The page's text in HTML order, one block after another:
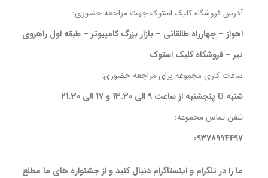
آدرس فروشگاه کلیک استوک جهت مراجعه حضوری:
اهواز – چهارراه طالقانی – بازار بزرگ کامپیوتر – طبقه اول راهروی
تیر – فروشگاه کلیک استوک
ساعات کاری مجموعه برای مراجعه حضوری:
شنبه تا پنجشنبه از ساعت 9 الی 13.30 و 17 الی 21.30
تلفن تماس مجموعه:
09378994497
ما را در تلگرام و اینستاگرام دنبال کنید و از جشنواره های ما مطلع